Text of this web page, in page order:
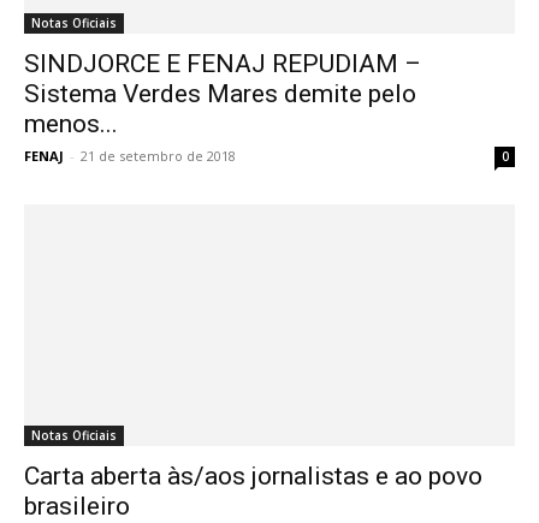
Notas Oficiais
SINDJORCE E FENAJ REPUDIAM –
Sistema Verdes Mares demite pelo
menos...
FENAJ - 21 de setembro de 2018 0
Notas Oficiais
Carta aberta às/aos jornalistas e ao povo
brasileiro